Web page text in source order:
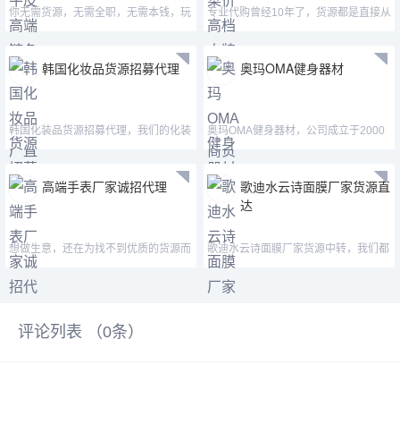
你无需货源，无需全职，无需本钱，玩
玩手机的功夫就能高效的
专业代购曾经10年了，货源都是直接从
厂家购置，熟之哪个的
韩国化妆品货源招募代理
韩国化装品货源招募代理，我们的化装
品都是正品，货源都是
奥玛OMA健身器材
奥玛OMA健身器材，公司成立于2000
年，是专业从事健身器材
高端手表厂家诚招代理
想做生意，还在为找不到优质的货源而
烦脑？赶忙理解一下我
歌迪水云诗面膜厂家货源直
达
歌迪水云诗面膜厂家货源中转，我们都
是厂家中转的货，不论
评论列表 （0条）